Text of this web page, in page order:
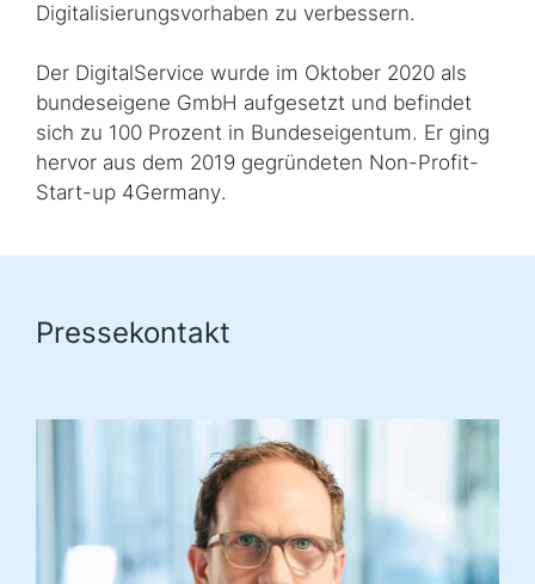
Digitalisierungsvorhaben zu verbessern.
Der DigitalService wurde im Oktober 2020 als
bundeseigene GmbH aufgesetzt und befindet
sich zu 100 Prozent in Bundeseigentum. Er ging
hervor aus dem 2019 gegründeten Non-Profit-
Start-up 4Germany.
Pressekontakt